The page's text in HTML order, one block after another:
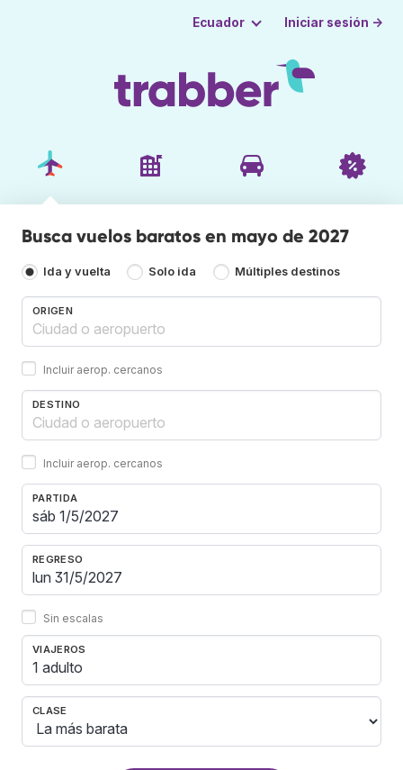
Ecuador Iniciar sesión →
Busca vuelos baratos en mayo de 2027
Ida y vuelta Solo ida Múltiples destinos
ORIGEN
Incluir aerop. cercanos
DESTINO
Incluir aerop. cercanos
PARTIDA
REGRESO
Sin escalas
VIAJEROS
1 adulto
CLASE